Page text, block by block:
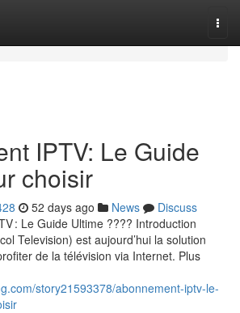
IPTV: Le Guide
choisir
52 days ago News
Discuss
: Le Guide Ultime ???? Introduction
Television) est aujourd’hui la solution
de la télévision via Internet. Plus
story21593378/abonnement-iptv-le-